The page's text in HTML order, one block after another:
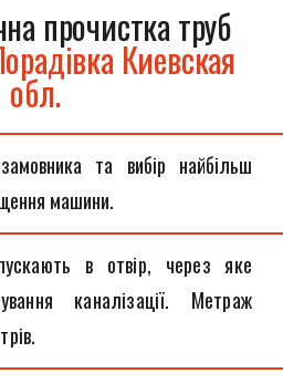
прочистка труб
Киевская
обл.
та вибір найбільш
машини.
в отвір, через яке
каналізації. Метраж